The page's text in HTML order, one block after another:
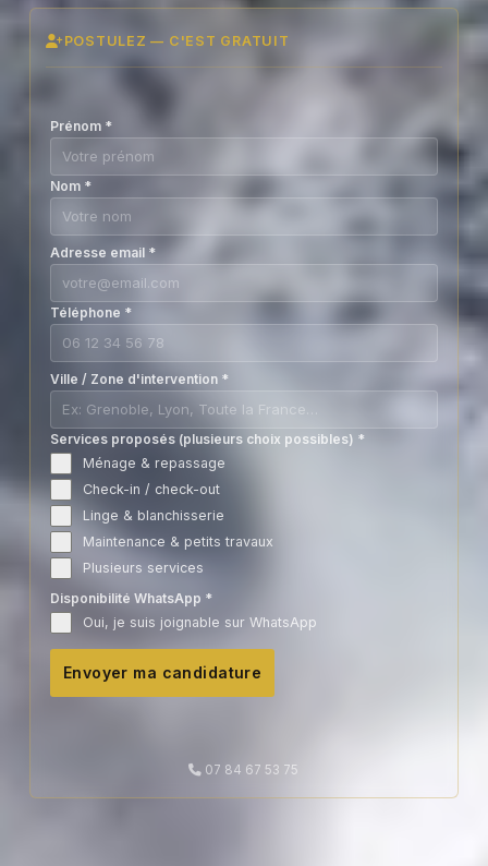
POSTULEZ — C'EST GRATUIT
Prénom *
Nom *
Adresse email *
Téléphone *
Ville / Zone d'intervention *
Services proposés (plusieurs choix possibles) *
Ménage & repassage
Check-in / check-out
Linge & blanchisserie
Maintenance & petits travaux
Plusieurs services
Disponibilité WhatsApp *
Oui, je suis joignable sur WhatsApp
Envoyer ma candidature
07 84 67 53 75